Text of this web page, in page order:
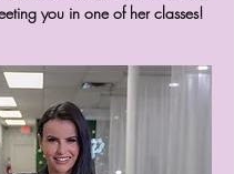
you in one of her classes!